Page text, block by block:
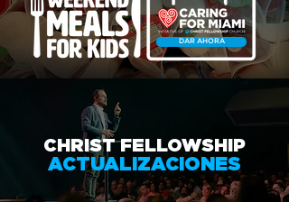
DAR AHORA
CHRIST FELLOWSHIP
ACTUALIZACIONES